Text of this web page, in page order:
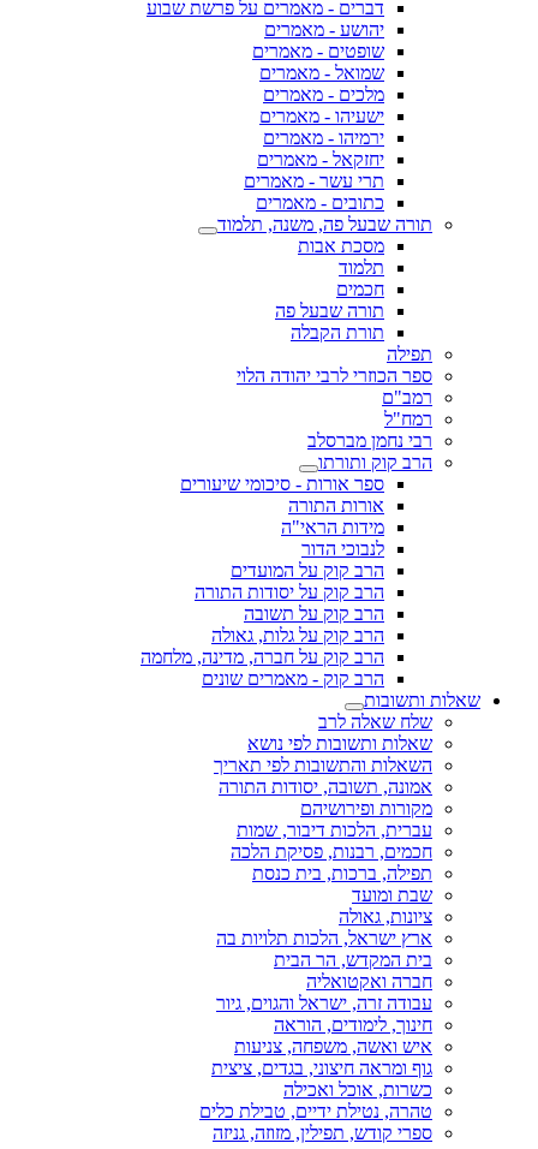
דברים - מאמרים על פרשת שבוע
יהושע - מאמרים
שופטים - מאמרים
שמואל - מאמרים
מלכים - מאמרים
ישעיהו - מאמרים
ירמיהו - מאמרים
יחזקאל - מאמרים
תרי עשר - מאמרים
כתובים - מאמרים
תורה שבעל פה, משנה, תלמוד
מסכת אבות
תלמוד
חכמים
תורה שבעל פה
תורת הקבלה
תפילה
ספר הכוזרי לרבי יהודה הלוי
רמב"ם
רמח"ל
רבי נחמן מברסלב
הרב קוק ותורתו
ספר אורות - סיכומי שיעורים
אורות התורה
מידות הראי"ה
לנבוכי הדור
הרב קוק על המועדים
הרב קוק על יסודות התורה
הרב קוק על תשובה
הרב קוק על גלות, גאולה
הרב קוק על חברה, מדינה, מלחמה
הרב קוק - מאמרים שונים
שאלות ותשובות
שלח שאלה לרב
שאלות ותשובות לפי נושא
השאלות והתשובות לפי תאריך
אמונה, תשובה, יסודות התורה
מקורות ופירושיהם
עברית, הלכות דיבור, שמות
חכמים, רבנות, פסיקת הלכה
תפילה, ברכות, בית כנסת
שבת ומועד
ציונות, גאולה
ארץ ישראל, הלכות תלויות בה
בית המקדש, הר הבית
חברה ואקטואליה
עבודה זרה, ישראל והגוים, גיור
חינוך, לימודים, הוראה
איש ואשה, משפחה, צניעות
גוף ומראה חיצוני, בגדים, ציצית
כשרות, אוכל ואכילה
טהרה, נטילת ידיים, טבילת כלים
ספרי קודש, תפילין, מזוזה, גניזה